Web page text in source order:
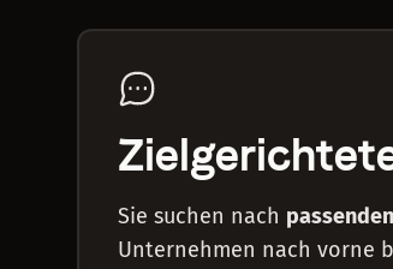
Sie suchen nach
Unternehmen nach vorne